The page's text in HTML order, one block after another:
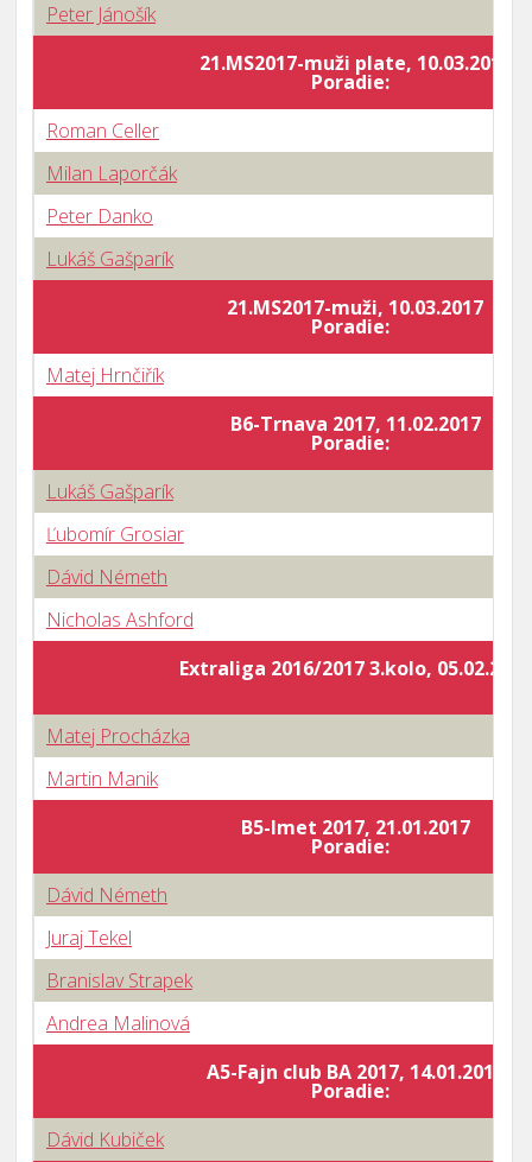
Peter Jánošík
21.MS2017-muži plate, 10.03.2017
Poradie:
Roman Celler
Milan Laporčák
Peter Danko
Lukáš Gašparík
21.MS2017-muži, 10.03.2017
Poradie:
Matej Hrnčiřík
B6-Trnava 2017, 11.02.2017
Poradie:
Lukáš Gašparík
Ľubomír Grosiar
Dávid Németh
Nicholas Ashford
Extraliga 2016/2017 3.kolo, 05.02.2017
Matej Procházka
Martin Manik
B5-Imet 2017, 21.01.2017
Poradie:
Dávid Németh
Juraj Tekel
Branislav Strapek
Andrea Malinová
A5-Fajn club BA 2017, 14.01.2017
Poradie:
Dávid Kubiček